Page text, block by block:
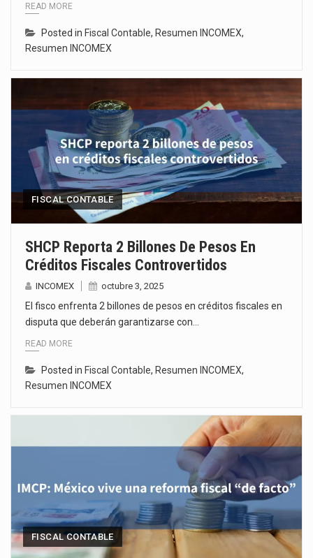
READ MORE
Posted in Fiscal Contable, Resumen INCOMEX,
Resumen INCOMEX
FISCAL CONTABLE
SHCP Reporta 2 Billones De Pesos En
Créditos Fiscales Controvertidos
INCOMEX octubre 3, 2025
El fisco enfrenta 2 billones de pesos en créditos fiscales en
disputa que deberán garantizarse con…
READ MORE
Posted in Fiscal Contable, Resumen INCOMEX,
Resumen INCOMEX
FISCAL CONTABLE